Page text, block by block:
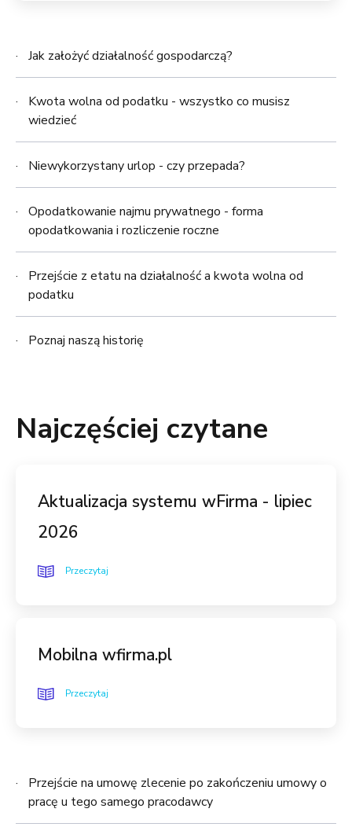
Najczęściej czytane
Aktualizacja systemu wFirma - lipiec
2026
Przeczytaj
Mobilna wfirma.pl
Przeczytaj
Jak założyć działalność gospodarczą?
Kwota wolna od podatku - wszystko co musisz
wiedzieć
Niewykorzystany urlop - czy przepada?
Opodatkowanie najmu prywatnego - forma
opodatkowania i rozliczenie roczne
Przejście z etatu na działalność a kwota wolna od
podatku
Poznaj naszą historię
Przejście na umowę zlecenie po zakończeniu umowy o
pracę u tego samego pracodawcy